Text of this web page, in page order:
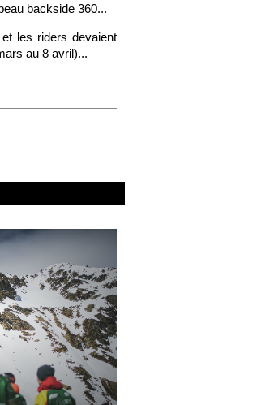
backside 360...
les riders devaient
au 8 avril)...